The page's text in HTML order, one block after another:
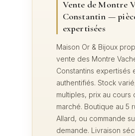
Vente de Montre
Constantin —
expertisées
Maison Or & Bijoux
vente des Montre
Constantins expertisés
authentifiés. Stock
multiples, prix au cours
marché. Boutique au 5
Allard, ou commande
demande. Livraison